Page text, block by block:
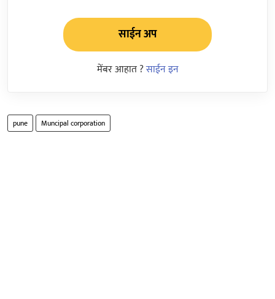
साईन अप
मेंबर आहात ?साईन इन
pune Muncipal corporation